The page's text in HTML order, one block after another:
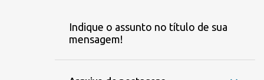
Indique o assunto no título de sua
mensagem!